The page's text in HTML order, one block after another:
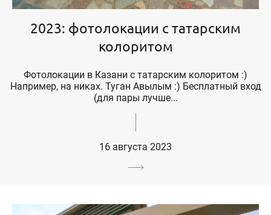
2023: фотолокации с татарским
колоритом
Фотолокации в Казани с татарским колоритом :)
Например, на никах. Туган Авылым :) Бесплатный вход
(для пары лучше...
16 августа 2023